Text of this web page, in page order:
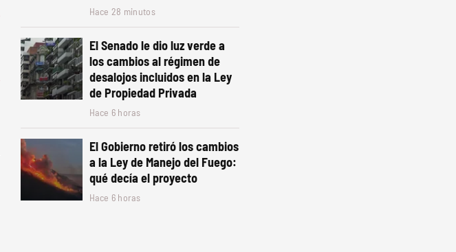
Hace 28 minutos
El Senado le dio luz verde a
los cambios al régimen de
desalojos incluidos en la Ley
de Propiedad Privada
Hace 6 horas
El Gobierno retiró los cambios
a la Ley de Manejo del Fuego:
qué decía el proyecto
Hace 6 horas